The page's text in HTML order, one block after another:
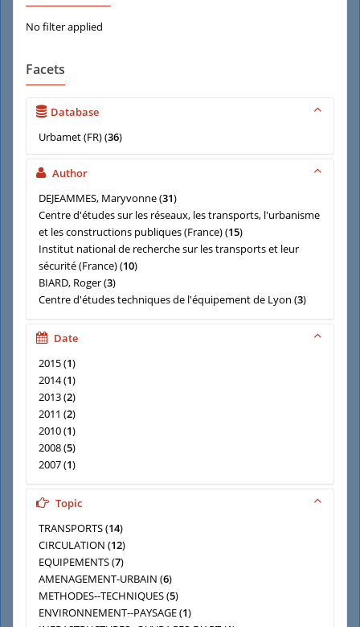
No filter applied
Facets
Database
Urbamet (FR)(36)
Author
DEJEAMMES, Maryvonne(31)
Centre d'études sur les réseaux, les transports, l'urbanisme
et les constructions publiques (France)(15)
Institut national de recherche sur les transports et leur
sécurité (France)(10)
BIARD, Roger(3)
Centre d'études techniques de l'équipement de Lyon (3)
l'environnement, la mobilité et l'aménagement (France)
)
(2)
DEJEAMMES (Maryvonne)
DEJEAMMES, MARYVONNE
Date
2015(1)
2014(1)
2013(2)
2011 (2)
2010(1)
2008(5)
2007(1)
2005(1)
Topic
TRANSPORTS(14)
CIRCULATION (12)
EQUIPEMENTS(7)
AMENAGEMENT-URBAIN (6)
METHODES--TECHNIQUES(5)
ENVIRONNEMENT--PAYSAGE(1)